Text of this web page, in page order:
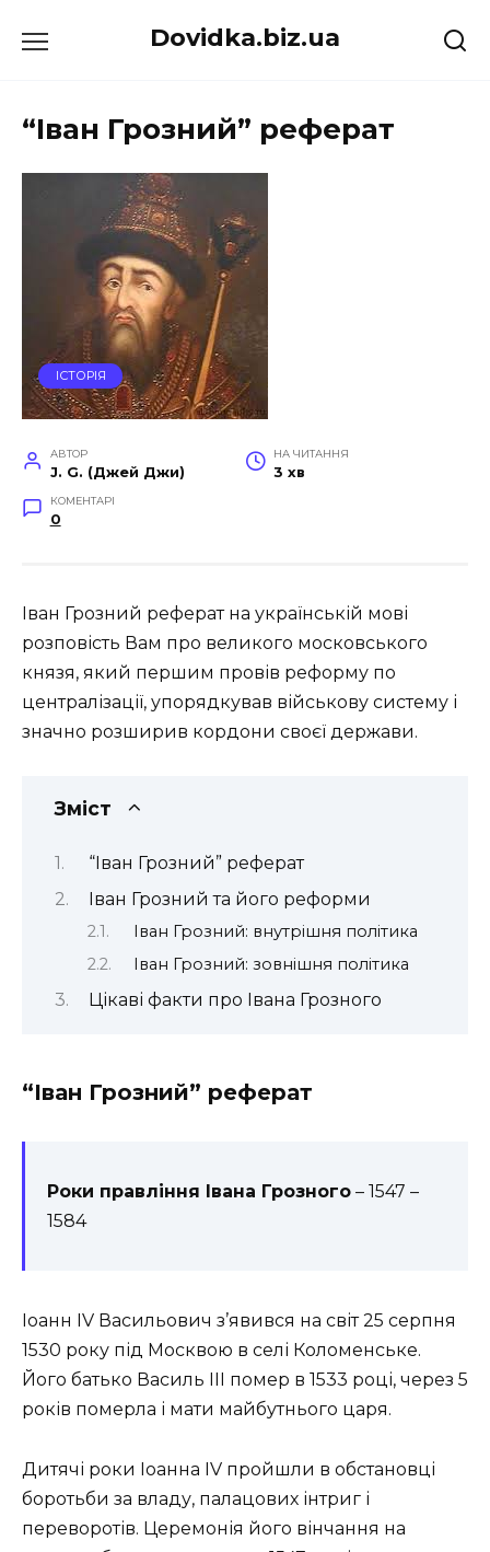
до
Dovidka.biz.ua
“Іван Грозний” реферат
ІСТОРІЯ
АВТОР
J. G. (Джей Джи)
НА ЧИТАННЯ
3 хв
КОМЕНТАРІ
0
Іван Грозний реферат на українській мові
розповість Вам про великого московського
князя, який першим провів реформу по
централізації, упорядкував військову систему і
значно розширив кордони своєї держави.
Зміст
“Іван Грозний” реферат
Іван Грозний та його реформи
Іван Грозний: внутрішня політика
Іван Грозний: зовнішня політика
Цікаві факти про Івана Грозного
“Іван Грозний” реферат
Роки правління Івана Грозного – 1547 –
1584
Іоанн IV Васильович з’явився на світ 25 серпня
1530 року під Москвою в селі Коломенське.
Його батько Василь III помер в 1533 році, через 5
років померла і мати майбутнього царя.
Дитячі роки Іоанна IV пройшли в обстановці
боротьби за владу, палацових інтриг і
переворотів. Церемонія його вінчання на